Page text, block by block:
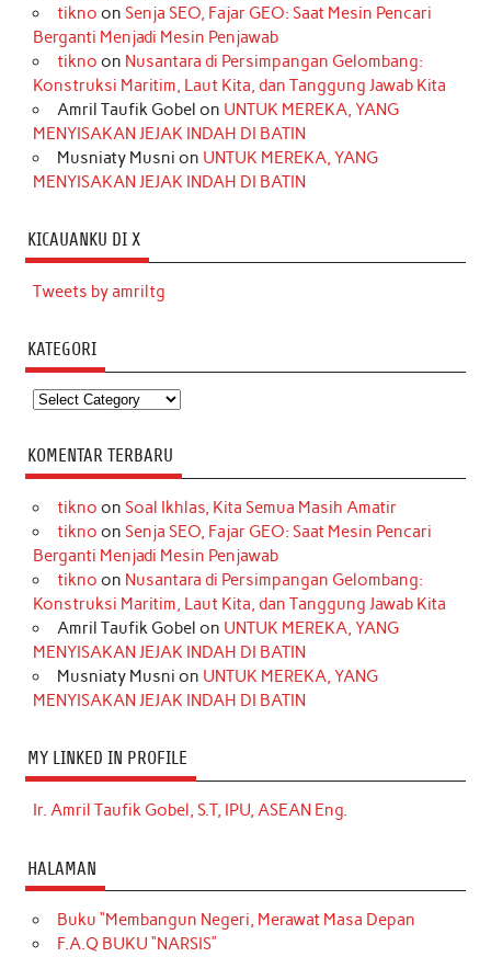
tikno on Senja SEO, Fajar GEO: Saat Mesin Pencari
Berganti Menjadi Mesin Penjawab
tikno on Nusantara di Persimpangan Gelombang:
Konstruksi Maritim, Laut Kita, dan Tanggung Jawab Kita
Amril Taufik Gobel on UNTUK MEREKA, YANG
MENYISAKAN JEJAK INDAH DI BATIN
Musniaty Musni on UNTUK MEREKA, YANG
MENYISAKAN JEJAK INDAH DI BATIN
KICAUANKU DI X
Tweets by amriltg
KATEGORI
Kategori
KOMENTAR TERBARU
tikno on Soal Ikhlas, Kita Semua Masih Amatir
tikno on Senja SEO, Fajar GEO: Saat Mesin Pencari
Berganti Menjadi Mesin Penjawab
tikno on Nusantara di Persimpangan Gelombang:
Konstruksi Maritim, Laut Kita, dan Tanggung Jawab Kita
Amril Taufik Gobel on UNTUK MEREKA, YANG
MENYISAKAN JEJAK INDAH DI BATIN
Musniaty Musni on UNTUK MEREKA, YANG
MENYISAKAN JEJAK INDAH DI BATIN
MY LINKED IN PROFILE
Ir. Amril Taufik Gobel, S.T, IPU, ASEAN Eng.
HALAMAN
Buku “Membangun Negeri, Merawat Masa Depan
F.A.Q BUKU “NARSIS”